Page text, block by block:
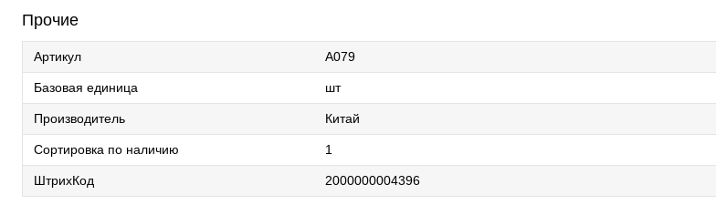
Прочие
Артикул A079
Базовая единица шт
Производитель Китай
Сортировка по наличию 1
ШтрихКод 2000000004396